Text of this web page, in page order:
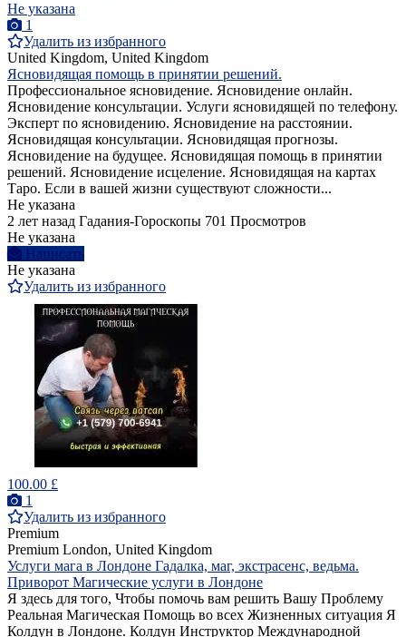
Не указана
1
Удалить из избранного
United Kingdom, United Kingdom
Ясновидящая помощь в принятии решений.
Профессиональное ясновидение. Ясновидение онлайн.
Ясновидение консультации. Услуги ясновидящей по телефону.
Эксперт по ясновидению. Ясновидение на расстоянии.
Ясновидящая консультации. Ясновидящая прогнозы.
Ясновидение на будущее. Ясновидящая помощь в принятии
решений. Ясновидение исцеление. Ясновидящая на картах
Таро. Если в вашей жизни существуют сложности...
Не указана
2 лет назад Гадания-Гороскопы 701 Просмотров
Не указана
Написать
Не указана
Удалить из избранного
100.00 £
1
Удалить из избранного
Premium
Premium London, United Kingdom
Услуги мага в Лондоне Гадалка, маг, экстрасенс, ведьма.
Приворот Магические услуги в Лондоне
Я здесь для того, Чтобы помочь вам решить Вашу Проблему
Реальная Магическая Помощь во всех Жизненных ситуация Я
Колдун в Лондоне. Колдун Инструктор Международной